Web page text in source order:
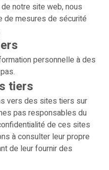
notre site web, nous
de mesures de sécurité
personnelle à des
tiers
vers des sites tiers sur
pas responsables du
de ces sites
à consulter leur propre
de leur fournir des